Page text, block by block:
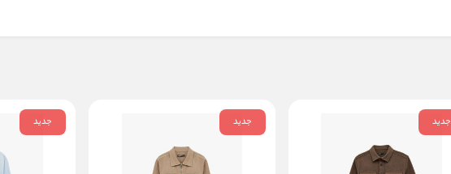
جدید جدید جدید